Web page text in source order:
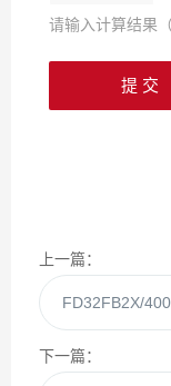
请输入计算结果
上一篇：
下一篇：